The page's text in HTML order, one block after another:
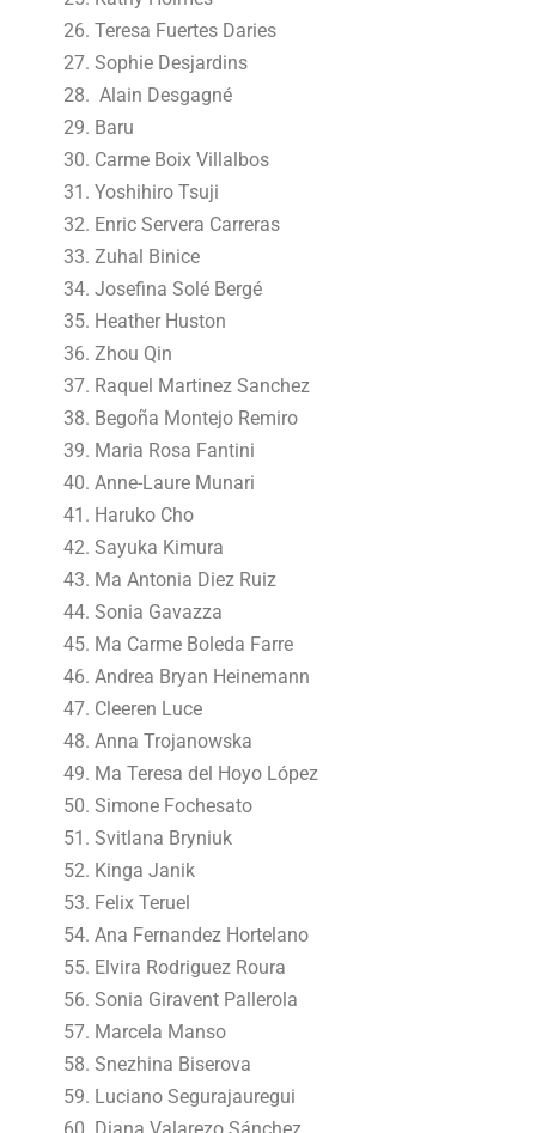
Teresa Fuertes Daries
Sophie Desjardins
Alain Desgagné
Baru
Carme Boix Villalbos
Yoshihiro Tsuji
Enric Servera Carreras
Zuhal Binice
Josefina Solé Bergé
Heather Huston
Zhou Qin
Raquel Martinez Sanchez
Begoña Montejo Remiro
Maria Rosa Fantini
Anne-Laure Munari
Haruko Cho
Sayuka Kimura
Ma Antonia Diez Ruiz
Sonia Gavazza
Ma Carme Boleda Farre
Andrea Bryan Heinemann
Cleeren Luce
Anna Trojanowska
Ma Teresa del Hoyo López
Simone Fochesato
Svitlana Bryniuk
Kinga Janik
Felix Teruel
Ana Fernandez Hortelano
Elvira Rodriguez Roura
Sonia Giravent Pallerola
Marcela Manso
Snezhina Biserova
Luciano Segurajauregui